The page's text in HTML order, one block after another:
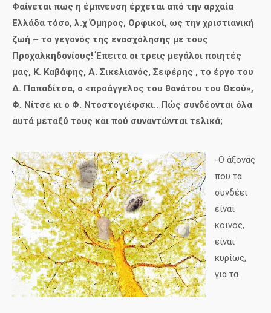
Φαίνεται πως η έμπνευση έρχεται από την αρχαία
Ελλάδα τόσο, λ.χ Όμηρος, Ορφικοί, ως την χριστιανική
ζωή – το γεγονός της ενασχόλησης με τους
Προχαλκηδονίους! Έπειτα οι τρεις μεγάλοι ποιητές
μας, Κ. Καβάφης, Α. Σικελιανός, Σεφέρης , το έργο του
Δ. Παπαδίτσα, ο «προάγγελος του θανάτου του Θεού»,
Φ. Νίτσε κι ο Φ. Ντοστογιέφσκι.. Πώς συνδέονται όλα
αυτά μεταξύ τους και πού συναντώνται τελικά;
-Ο άξονας
που τα
συνδέει
είναι
κοινός,
είναι
κυρίως,
για τα